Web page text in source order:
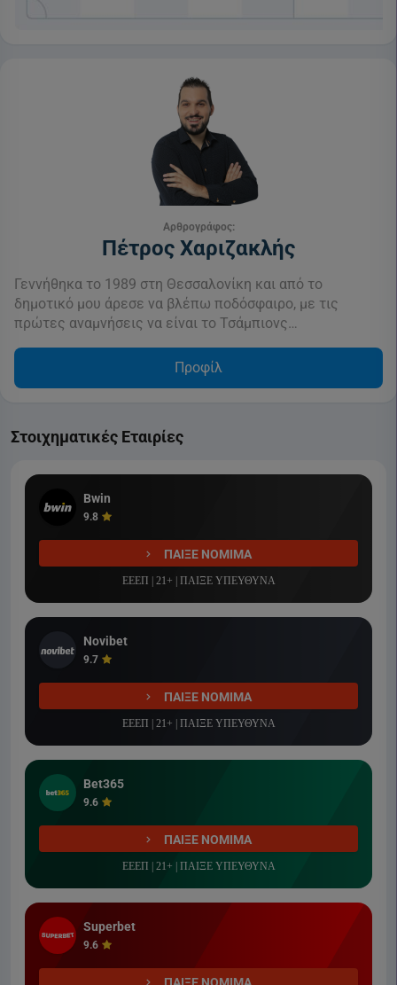
Αρθρογράφος:
Πέτρος Χαριζακλής
Γεννήθηκα το 1989 στη Θεσσαλονίκη και από το
δημοτικό μου άρεσε να βλέπω ποδόσφαιρο, με τις
πρώτες αναμνήσεις να είναι το Τσάμπιονς…
Προφίλ
Στοιχηματικές Εταιρίες
Bwin
9.8
ΠΑΙΞΕ ΝΟΜΙΜΑ
ΕΕΕΠ | 21+ | ΠΑΙΞΕ ΥΠΕΥΘΥΝΑ
Novibet
9.7
ΠΑΙΞΕ ΝΟΜΙΜΑ
ΕΕΕΠ | 21+ | ΠΑΙΞΕ ΥΠΕΥΘΥΝΑ
Bet365
9.6
ΠΑΙΞΕ ΝΟΜΙΜΑ
ΕΕΕΠ | 21+ | ΠΑΙΞΕ ΥΠΕΥΘΥΝΑ
Superbet
9.6